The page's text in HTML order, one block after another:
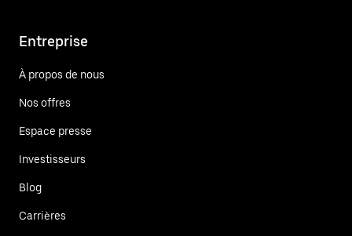
Entreprise
À propos de nous
Nos offres
Espace presse
Investisseurs
Blog
Carrières